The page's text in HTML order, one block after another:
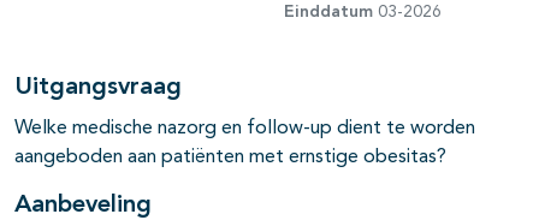
Einddatum 03-2026
Uitgangsvraag
Welke medische nazorg en follow-up dient te worden
aangeboden aan patiënten met ernstige obesitas?
Aanbeveling